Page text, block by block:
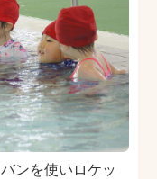
ンを使いロケッ